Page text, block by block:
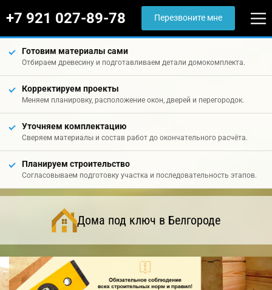
+7 921 027-89-78 Перезвоните мне
Готовим материалы сами
Отбираем древесину и подготавливаем детали домокомплекта.
Корректируем проекты
Меняем планировку, расположение окон, дверей и перегородок.
Уточняем комплектацию
Сверяем материалы и состав работ до окончательного расчёта.
Планируем строительство
Согласовываем подготовку участка и последовательность этапов.
Дома под ключ в Белгороде